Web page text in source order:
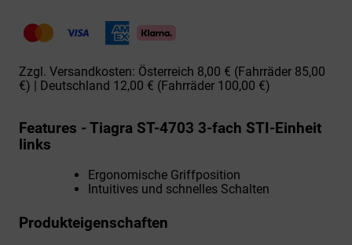
fach
Menge
Zzgl. Versandkosten: Österreich 8,00 € (Fahrräder 85,00
€) | Deutschland 12,00 € (Fahrräder 100,00 €)
Features - Tiagra ST-4703 3-fach STI-Einheit
links
Ergonomische Griffposition
Intuitives und schnelles Schalten
Produkteigenschaften